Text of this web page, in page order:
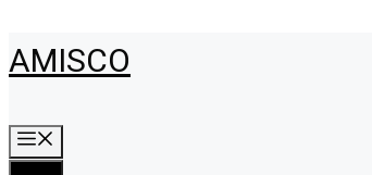
Skip
to
AMISCO